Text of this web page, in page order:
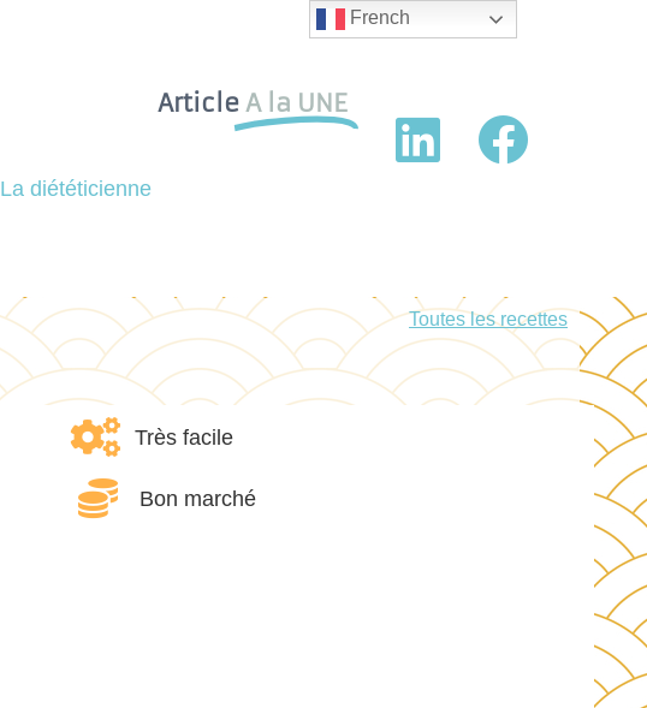
Article A la UNE
La diététicienne
Toutes les recettes
Très facile
Bon marché
French